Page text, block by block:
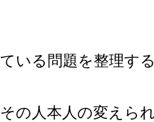
いる問題を整理す
の人本人の変えら